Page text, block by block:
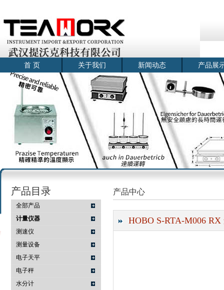
武汉提沃克科技有限公司
首 页 关于我们 新闻动态 产品展
产品目录
全部产品
计量仪器
测速仪
测量设备
电子天平
电子秤
水分计
产品中心
HOBO S-RTA-M006